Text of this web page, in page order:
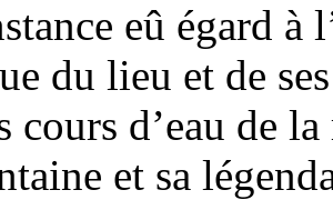
eû égard
du lieu et de
cours d’eau de
et sa